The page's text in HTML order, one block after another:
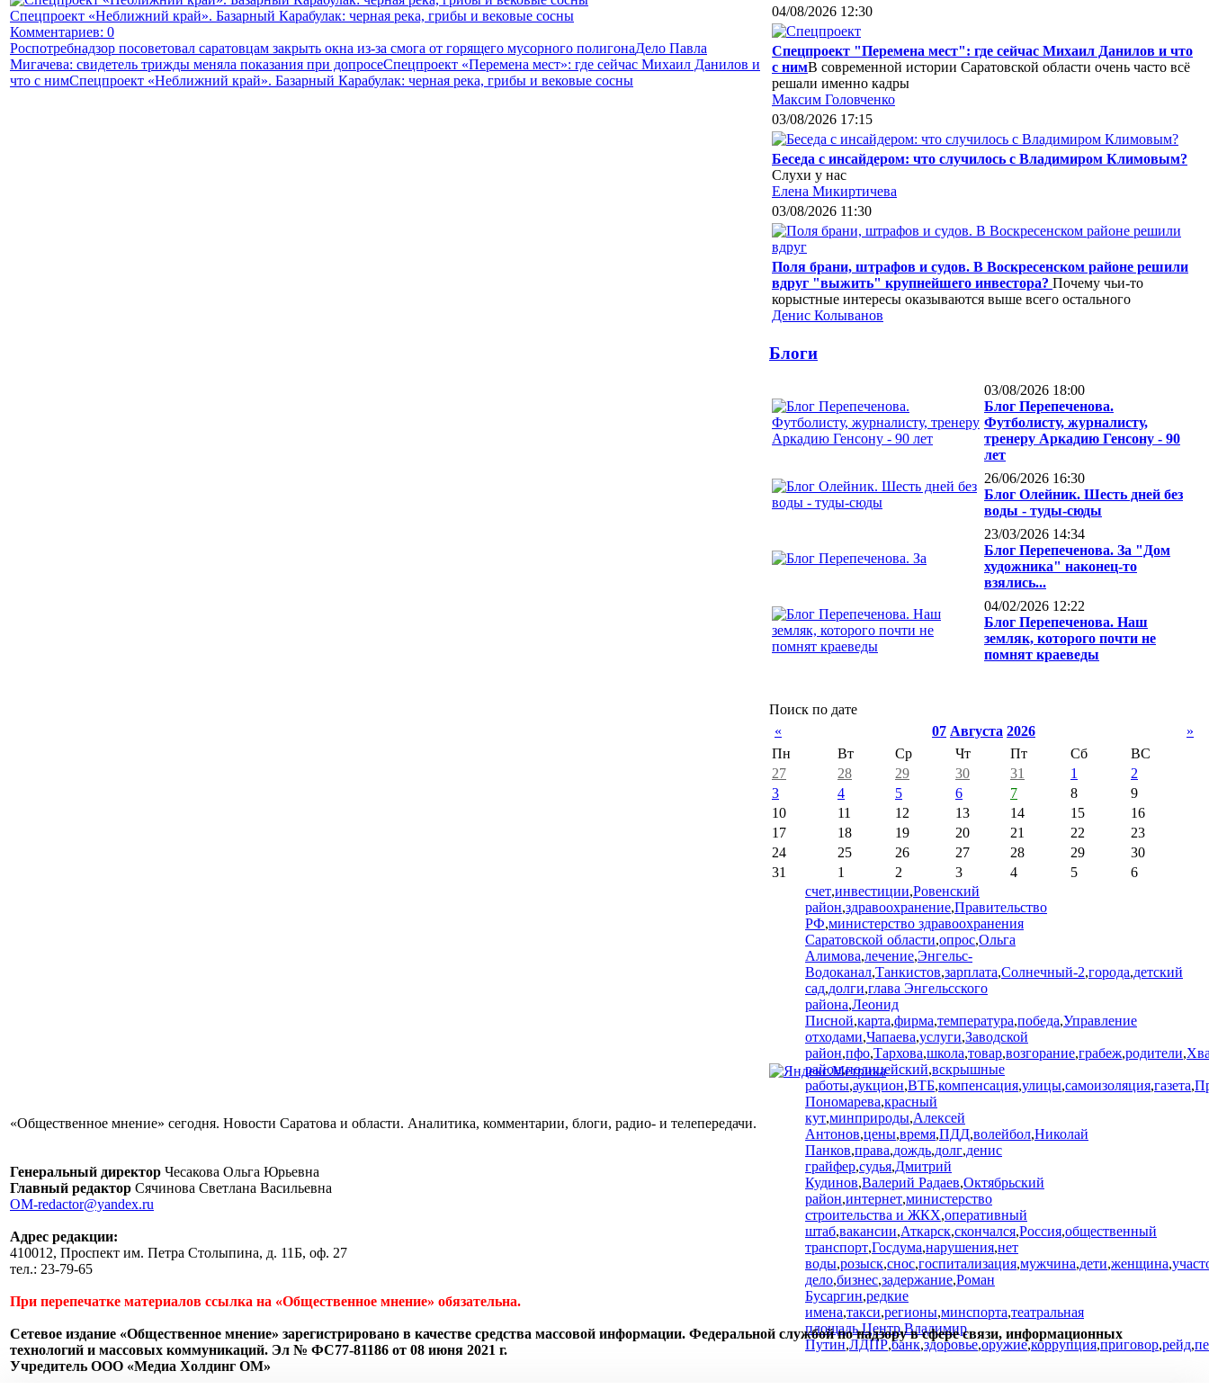
Спецпроект «Неближний край». Базарный Карабулак: черная река, грибы и вековые сосны
Комментариев: 0
Роспотребнадзор посоветовал саратовцам закрыть окна из-за смога от горящего мусорного полигонаДело Павла
Мигачева: свидетель трижды меняла показания при допросеСпецпроект «Перемена мест»: где сейчас Михаил Данилов и
что с нимСпецпроект «Неближний край». Базарный Карабулак: черная река, грибы и вековые сосны
04/08/2026 12:30
Спецпроект "Перемена мест": где сейчас Михаил Данилов и что
с нимВ современной истории Саратовской области очень часто всё
решали именно кадры
Максим Головченко
03/08/2026 17:15
Беседа с инсайдером: что случилось с Владимиром Климовым?
Слухи у нас
Елена Микиртичева
03/08/2026 11:30
Поля брани, штрафов и судов. В Воскресенском районе решили
вдруг "выжить" крупнейшего инвестора? Почему чьи-то
корыстные интересы оказываются выше всего остального
Денис Колыванов
Блоги
03/08/2026 18:00
Блог Перепеченова.
Футболисту, журналисту,
тренеру Аркадию Генсону - 90
лет
26/06/2026 16:30
Блог Олейник. Шесть дней без
воды - туды-сюды
23/03/2026 14:34
Блог Перепеченова. За "Дом
художника" наконец-то
взялись...
04/02/2026 12:22
Блог Перепеченова. Наш
земляк, которого почти не
помнят краеведы
Поиск по дате
«
07 Августа 2026
»
Пн
Вт Ср Чт Пт Сб
ВС
27
28 29 30 31 1
2
3
4 5 6 7 8
9
10
11 12 13 14 15
16
17
18 19 20 21 22
23
24
25 26 27 28 29
30
31
1 2 3 4 5
6
счет,инвестиции,Ровенский
район,здравоохранение,Правительство
РФ,министерство здравоохранения
Саратовской области,опрос,Ольга
Алимова,лечение,Энгельс-
Водоканал,Танкистов,зарплата,Солнечный-2,города,детский
сад,долги,глава Энгельсского
района,Леонид
Писной,карта,фирма,температура,победа,Управление
отходами,Чапаева,услуги,Заводской
район,пфо,Тархова,школа,товар,возгорание,грабеж,родители,
район,полицейский,вскрышные
работы,аукцион,ВТБ,компенсация,улицы,самоизоляция,газета,
Пономарева,красный
кут,минприроды,Алексей
Антонов,цены,время,ПДД,волейбол,Николай
Панков,права,дождь,долг,денис
грайфер,судья,Дмитрий
Кудинов,Валерий Радаев,Октябрьский
район,интернет,министерство
строительства и ЖКХ,оперативный
штаб,вакансии,Аткарск,скончался,Россия,общественный
транспорт,Госдума,нарушения,нет
воды,розыск,снос,госпитализация,мужчина,дети,женщина,
дело,бизнес,задержание,Роман
Бусаргин,редкие
имена,такси,регионы,минспорта,театральная
площадь,Центр,Владимир
Путин,ЛДПР,банк,здоровье,оружие,коррупция,приговор,рейд,
«Общественное мнение» сегодня. Новости Саратова и области. Аналитика, комментарии, блоги, радио- и телепередачи.
Генеральный директор Чесакова Ольга Юрьевна
Главный редактор Сячинова Светлана Васильевна
OM-redactor@yandex.ru
Адрес редакции:
410012, Проспект им. Петра Столыпина, д. 11Б, оф. 27
тел.: 23-79-65
При перепечатке материалов ссылка на «Общественное мнение» обязательна.
Сетевое издание «Общественное мнение» зарегистрировано в качестве средства массовой информации. Федеральной службой по надзору в сфере связи, информационных
технологий и массовых коммуникаций. Эл № ФС77-81186 от 08 июня 2021 г.
Учредитель ООО «Медиа Холдинг ОМ»